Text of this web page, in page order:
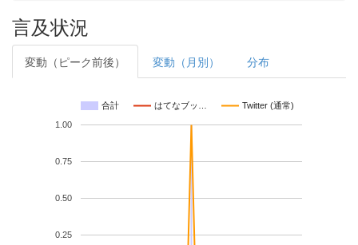
言及状況
変動（ピーク前後） 変動（月別） 分布
合計 はてなブッ… Twitter (通常)
0.25
0.50
0.75
1.00